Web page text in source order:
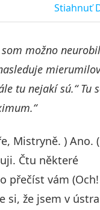
Stiahnuť
možno
tu nejakí sú.“ Tu
Mistryně. ) Ano. (
Čtu některé
přečíst vám (Och!
si, že jsem v